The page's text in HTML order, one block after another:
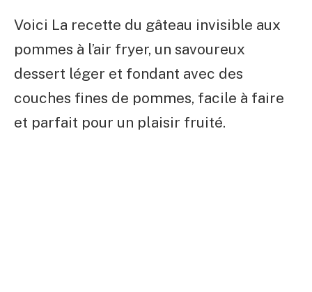
Voici La recette du gâteau invisible aux
pommes à l’air fryer, un savoureux
dessert léger et fondant avec des
couches fines de pommes, facile à faire
et parfait pour un plaisir fruité.